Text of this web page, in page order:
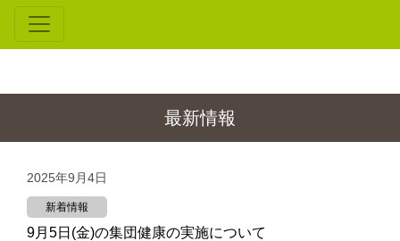
最新情報
2025年9月4日
新着情報
9月5日(金)の集団健康の実施について